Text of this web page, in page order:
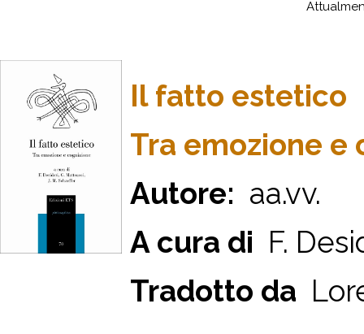
Il fatto estetico
Tra emozione e
Autore: aa.vv.
A cura di F.
Tradotto da